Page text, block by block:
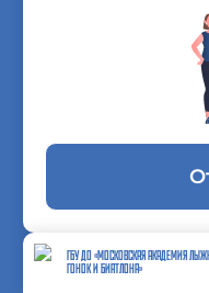
ГБУ ДО «МОСКОВСКАЯ АКАДЕМИЯ
ГОНОК И БИАТЛОНА»